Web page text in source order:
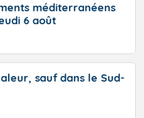
méditerranéens
6 août
sauf dans le Sud-